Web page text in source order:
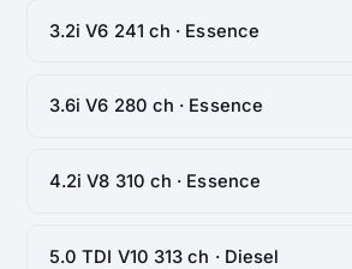
3.2i V6 241 ch · Essence
3.6i V6 280 ch · Essence
4.2i V8 310 ch · Essence
5.0 TDI V10 313 ch · Diesel